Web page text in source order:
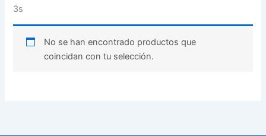
3s
No se han encontrado productos que
coincidan con tu selección.